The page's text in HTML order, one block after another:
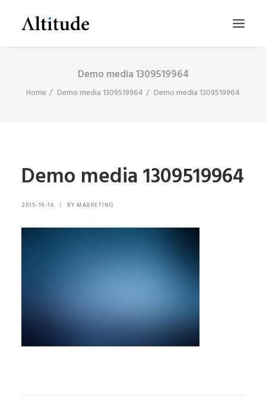
Demo media 1309519964
Home Demo media 1309519964 Demo media 1309519964
Demo media 1309519964
2015-10-16 | BY MARKETING